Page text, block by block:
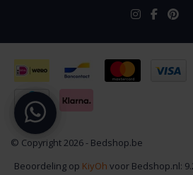
© Copyright 2026 - Bedshop.be
Beoordeling op KiyOh voor Bedshop.nl: